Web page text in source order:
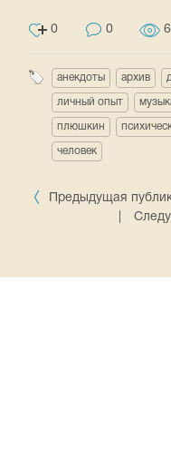
0 0
анекдоты архив
личный опыт
плюшкин
человек
Предыдущая